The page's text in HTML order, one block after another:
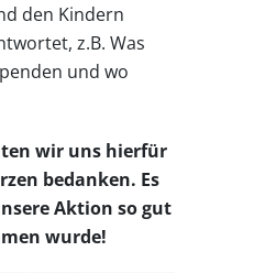
den Kindern
z.B. Was
und wo
wir uns hierfür
bedanken. Es
Aktion so gut
wurde!